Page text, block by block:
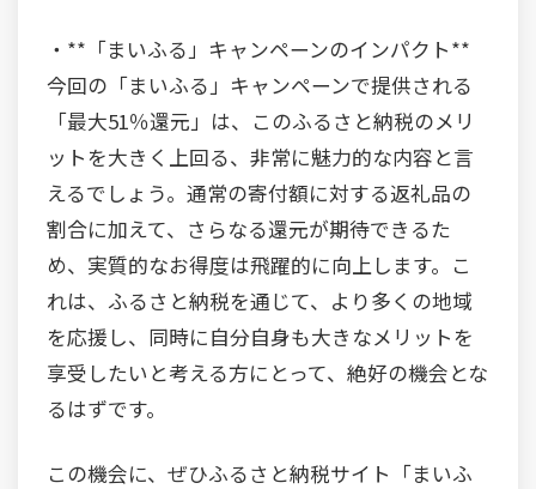
・**「まいふる」キャンペーンのインパクト**
今回の「まいふる」キャンペーンで提供される
「最大51％還元」は、このふるさと納税のメリ
ットを大きく上回る、非常に魅力的な内容と言
えるでしょう。通常の寄付額に対する返礼品の
割合に加えて、さらなる還元が期待できるた
め、実質的なお得度は飛躍的に向上します。こ
れは、ふるさと納税を通じて、より多くの地域
を応援し、同時に自分自身も大きなメリットを
享受したいと考える方にとって、絶好の機会とな
るはずです。
この機会に、ぜひふるさと納税サイト「まいふ